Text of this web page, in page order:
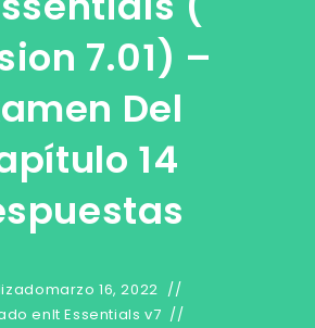
7.01) –
Del
14
marzo 16, 2022
enIt Essentials v7